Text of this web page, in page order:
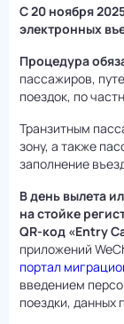
С 20 ноября
электронных
Процедура
пассажиров,
поездок, по
Транзитным
зону, а также
заполнение
В день вылета
на стойке
QR-код «Entry
приложений
портал
введением
поездки, данных